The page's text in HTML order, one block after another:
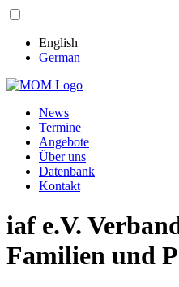
English
German
News
Termine
Angebote
Über uns
Datenbank
Kontakt
iaf e.V.
Familien und